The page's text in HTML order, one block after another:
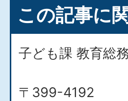
この記事に
子ども課 教育総
〒399-4192